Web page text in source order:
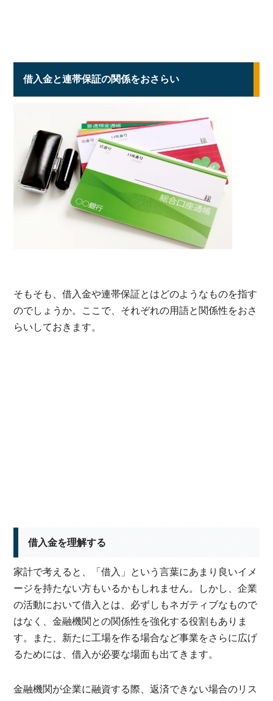
借入金と連帯保証の関係をおさらい
そもそも、借入金や連帯保証とはどのようなものを指す
のでしょうか。ここで、それぞれの用語と関係性をおさ
らいしておきます。
借入金を理解する
家計で考えると、「借入」という言葉にあまり良いイメ
ージを持たない方もいるかもしれません。しかし、企業
の活動において借入とは、必ずしもネガティブなもので
はなく、金融機関との関係性を強化する役割もありま
す。また、新たに工場を作る場合など事業をさらに広げ
るためには、借入が必要な場面も出てきます。
金融機関が企業に融資する際、返済できない場合のリス